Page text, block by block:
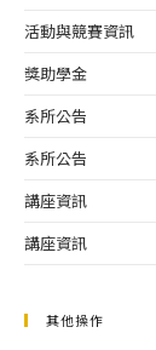
活動與競賽資訊
獎助學金
系所公告
系所公告
講座資訊
講座資訊
其他操作